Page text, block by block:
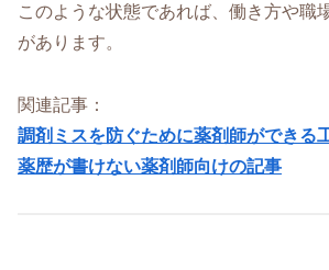
このような状態であれば、働き方や職
があります。
関連記事：
調剤ミスを防ぐために薬剤師ができる
薬歴が書けない薬剤師向けの記事